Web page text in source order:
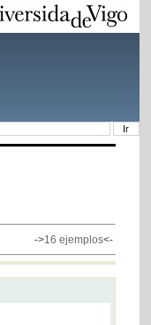
->16 ejemplos<-